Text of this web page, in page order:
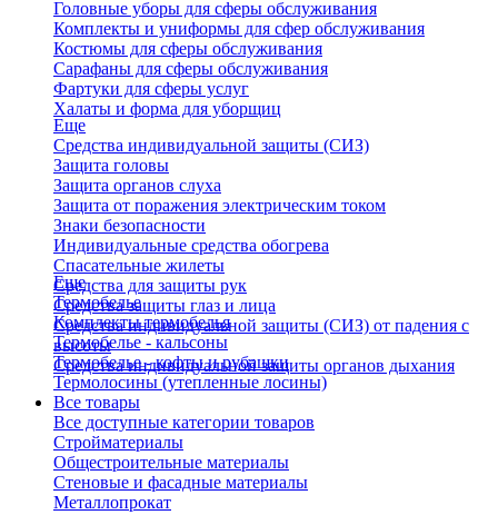
Головные уборы для сферы обслуживания
Комплекты и униформы для сфер обслуживания
Костюмы для сферы обслуживания
Сарафаны для сферы обслуживания
Фартуки для сферы услуг
Халаты и форма для уборщиц
Еще
Средства индивидуальной защиты (СИЗ)
Защита головы
Защита органов слуха
Защита от поражения электрическим током
Знаки безопасности
Индивидуальные средства обогрева
Спасательные жилеты
Средства для защиты рук
Средства защиты глаз и лица
Средства индивидуальной защиты (СИЗ) от падения с
высоты
Средства индивидуальной защиты органов дыхания
Еще
Термобелье
Комплекты термобелья
Термобелье - кальсоны
Термобелье - кофты и рубашки
Термолосины (утепленные лосины)
Все товары
Все доступные категории товаров
Стройматериалы
Общестроительные материалы
Стеновые и фасадные материалы
Металлопрокат